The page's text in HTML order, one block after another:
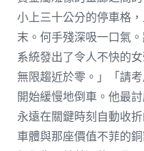
小上三十公分的停車格
末。何手殘深吸一口氣
系統發出了令人不快的
無限趨近於零。」「請
開始緩慢地倒車。他最
永遠在關鍵時刻自動收
車體與那座價值不菲的